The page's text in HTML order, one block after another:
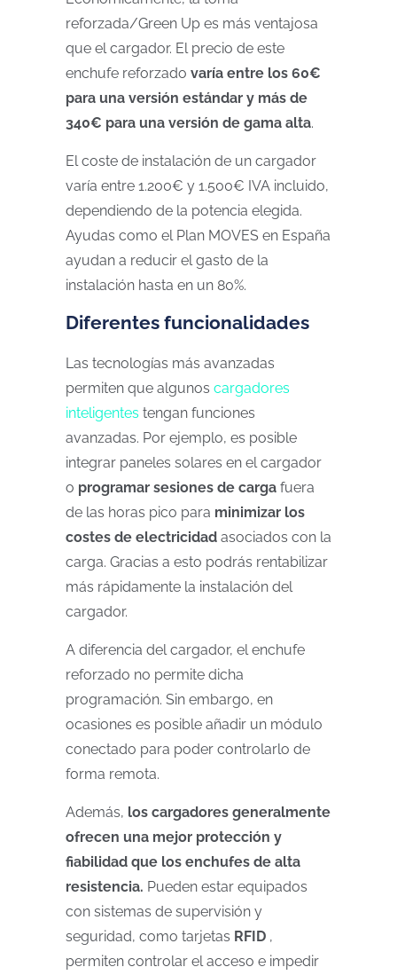
reforzada/Green Up es más ventajosa
que el cargador. El precio de este
enchufe reforzado varía entre los 60€
para una versión estándar y más de
340€ para una versión de gama alta.
El coste de instalación de un cargador
varía entre 1.200€ y 1.500€ IVA incluido,
dependiendo de la potencia elegida.
Ayudas como el Plan MOVES en España
ayudan a reducir el gasto de la
instalación hasta en un 80%.
Diferentes funcionalidades
Las tecnologías más avanzadas
permiten que algunos cargadores
inteligentes tengan funciones
avanzadas. Por ejemplo, es posible
integrar paneles solares en el cargador
o programar sesiones de carga fuera
de las horas pico para minimizar los
costes de electricidad asociados con la
carga. Gracias a esto podrás rentabilizar
más rápidamente la instalación del
cargador.
A diferencia del cargador, el enchufe
reforzado no permite dicha
programación. Sin embargo, en
ocasiones es posible añadir un módulo
conectado para poder controlarlo de
forma remota.
Además, los cargadores generalmente
ofrecen una mejor protección y
fiabilidad que los enchufes de alta
resistencia. Pueden estar equipados
con sistemas de supervisión y
seguridad, como tarjetas RFID ,
permiten controlar el acceso e impedir